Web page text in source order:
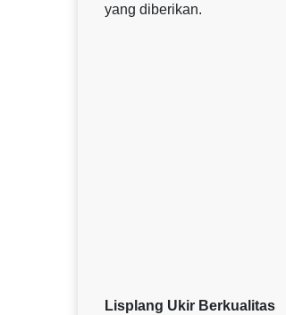
yang diberikan.
Lisplang Ukir Berkualitas